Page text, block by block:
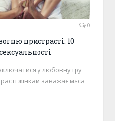
0
пристрасті: 10
у любовну гру
жінкам заважає маса